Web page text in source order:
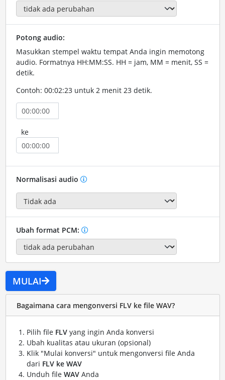
Potong audio:
Masukkan stempel waktu tempat Anda ingin memotong
audio. Formatnya HH:MM:SS. HH = jam, MM = menit, SS =
detik.
Contoh: 00:02:23 untuk 2 menit 23 detik.
ke
Normalisasi audio
Ubah format PCM:
MULAI
Bagaimana cara mengonversi FLV ke file WAV?
Pilih file FLVyang ingin Anda konversi
Ubah kualitas atau ukuran (opsional)
Klik "Mulai konversi" untuk mengonversi file Anda
dari FLV ke WAV
Unduh file WAVAnda